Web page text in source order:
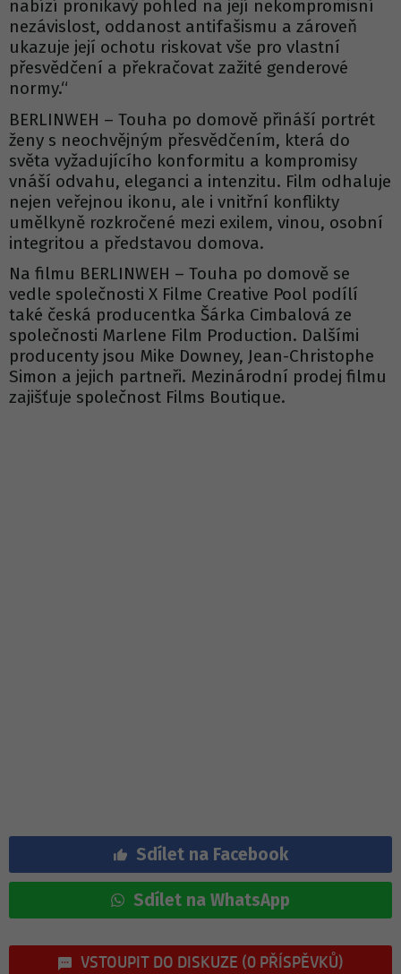
nabízí pronikavý pohled na její nekompromisní
nezávislost, oddanost antifašismu a zároveň
ukazuje její ochotu riskovat vše pro vlastní
přesvědčení a překračovat zažité genderové
normy.“
BERLINWEH – Touha po domově přináší portrét
ženy s neochvějným přesvědčením, která do
světa vyžadujícího konformitu a kompromisy
vnáší odvahu, eleganci a intenzitu. Film odhaluje
nejen veřejnou ikonu, ale i vnitřní konflikty
umělkyně rozkročené mezi exilem, vinou, osobní
integritou a představou domova.
Na filmu BERLINWEH – Touha po domově se
vedle společnosti X Filme Creative Pool podílí
také česká producentka Šárka Cimbalová ze
společnosti Marlene Film Production. Dalšími
producenty jsou Mike Downey, Jean-Christophe
Simon a jejich partneři. Mezinárodní prodej filmu
zajišťuje společnost Films Boutique.
Sdílet na Facebook
Sdílet na WhatsApp
VSTOUPIT DO DISKUZE (0 PŘÍSPĚVKŮ)